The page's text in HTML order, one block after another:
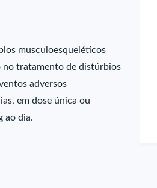
musculoesqueléticos
no tratamento de distúrbios
adversos
em dose única ou
ao dia.